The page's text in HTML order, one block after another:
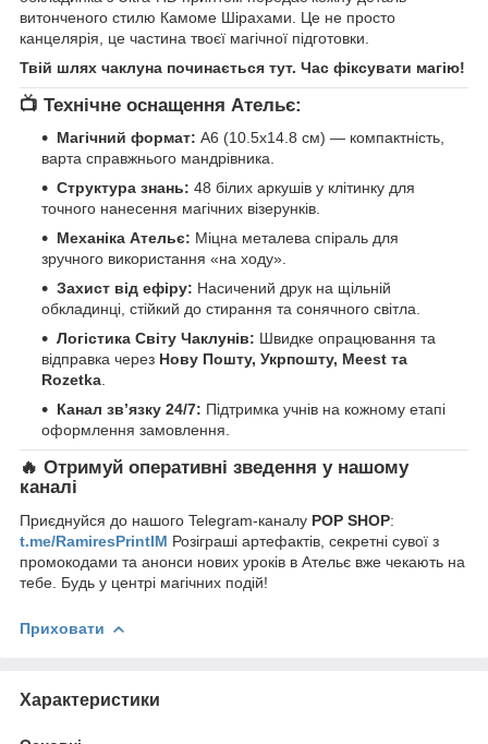
витонченого стилю Камоме Шірахами. Це не просто
канцелярія, це частина твоєї магічної підготовки.
Твій шлях чаклуна починається тут. Час фіксувати магію!
📺 Технічне оснащення Ательє:
Магічний формат: А6 (10.5х14.8 см) — компактність,
варта справжнього мандрівника.
Структура знань: 48 білих аркушів у клітинку для
точного нанесення магічних візерунків.
Механіка Ательє: Міцна металева спіраль для
зручного використання «на ходу».
Захист від ефіру: Насичений друк на щільній
обкладинці, стійкий до стирання та сонячного світла.
Логістика Світу Чаклунів: Швидке опрацювання та
відправка через Нову Пошту, Укрпошту, Meest та
Rozetka.
Канал зв’язку 24/7: Підтримка учнів на кожному етапі
оформлення замовлення.
🔥 Отримуй оперативні зведення у нашому
каналі
Приєднуйся до нашого Telegram-каналу POP SHOP:
t.me/RamiresPrintIM Розіграші артефактів, секретні сувої з
промокодами та анонси нових уроків в Ательє вже чекають на
тебе. Будь у центрі магічних подій!
Приховати
Характеристики